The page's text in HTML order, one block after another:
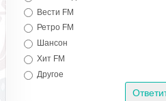
Вести FM
Ретро FM
Шансон
Хит FM
Другое